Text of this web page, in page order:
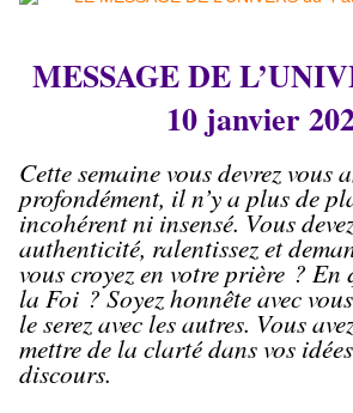
MESSAGE DE
10 janvier
Cette semaine vous devrez vous
profondément, il n’y a plus de
incohérent ni insensé. Vous
authenticité, ralentissez et
vous croyez en votre prière ? En
la Foi ? Soyez honnête avec
le serez avec les autres. Vous
mettre de la clarté dans vos
discours.